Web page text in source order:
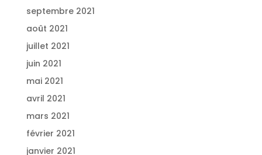
septembre 2021
août 2021
juillet 2021
juin 2021
mai 2021
avril 2021
mars 2021
février 2021
janvier 2021